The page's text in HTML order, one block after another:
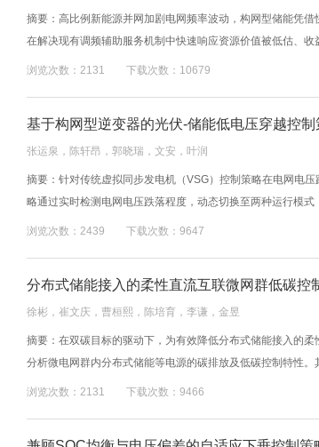
摘要：高比例新能源并网加剧电网频率波动，构网型储能凭
在解决现有调频辅助服务机制中快速响应资源价值被低估、
浏览次数：2131 下载次数：10679
基于构网型逆变器的光伏-储能低电压穿越控制
张运泉，陈轩昂，郭晓瑞，文安，叶润
摘要：针对传统虚拟同步发电机（VSG）控制策略在电网电
略通过实时检测电网电压跌落程度，动态切换至两种运行模
浏览次数：2439 下载次数：9647
分布式储能接入的柔性直流互联微网群低碳控
徐彬，崔文庆，曹桓熙，陈培育，李谦，金昱
摘要：在双碳目标的驱动下，为有效降低分布式储能接入的
分析微电网群内分布式储能等电源的碳排放及低碳控制特性
浏览次数：2131 下载次数：9466